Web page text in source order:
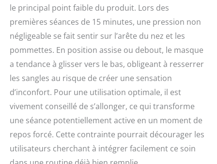
le principal point faible du produit. Lors des
premières séances de 15 minutes, une pression non
négligeable se fait sentir sur l’arête du nez et les
pommettes. En position assise ou debout, le masque
a tendance à glisser vers le bas, obligeant à resserrer
les sangles au risque de créer une sensation
d’inconfort. Pour une utilisation optimale, il est
vivement conseillé de s’allonger, ce qui transforme
une séance potentiellement active en un moment de
repos forcé. Cette contrainte pourrait décourager les
utilisateurs cherchant à intégrer facilement ce soin